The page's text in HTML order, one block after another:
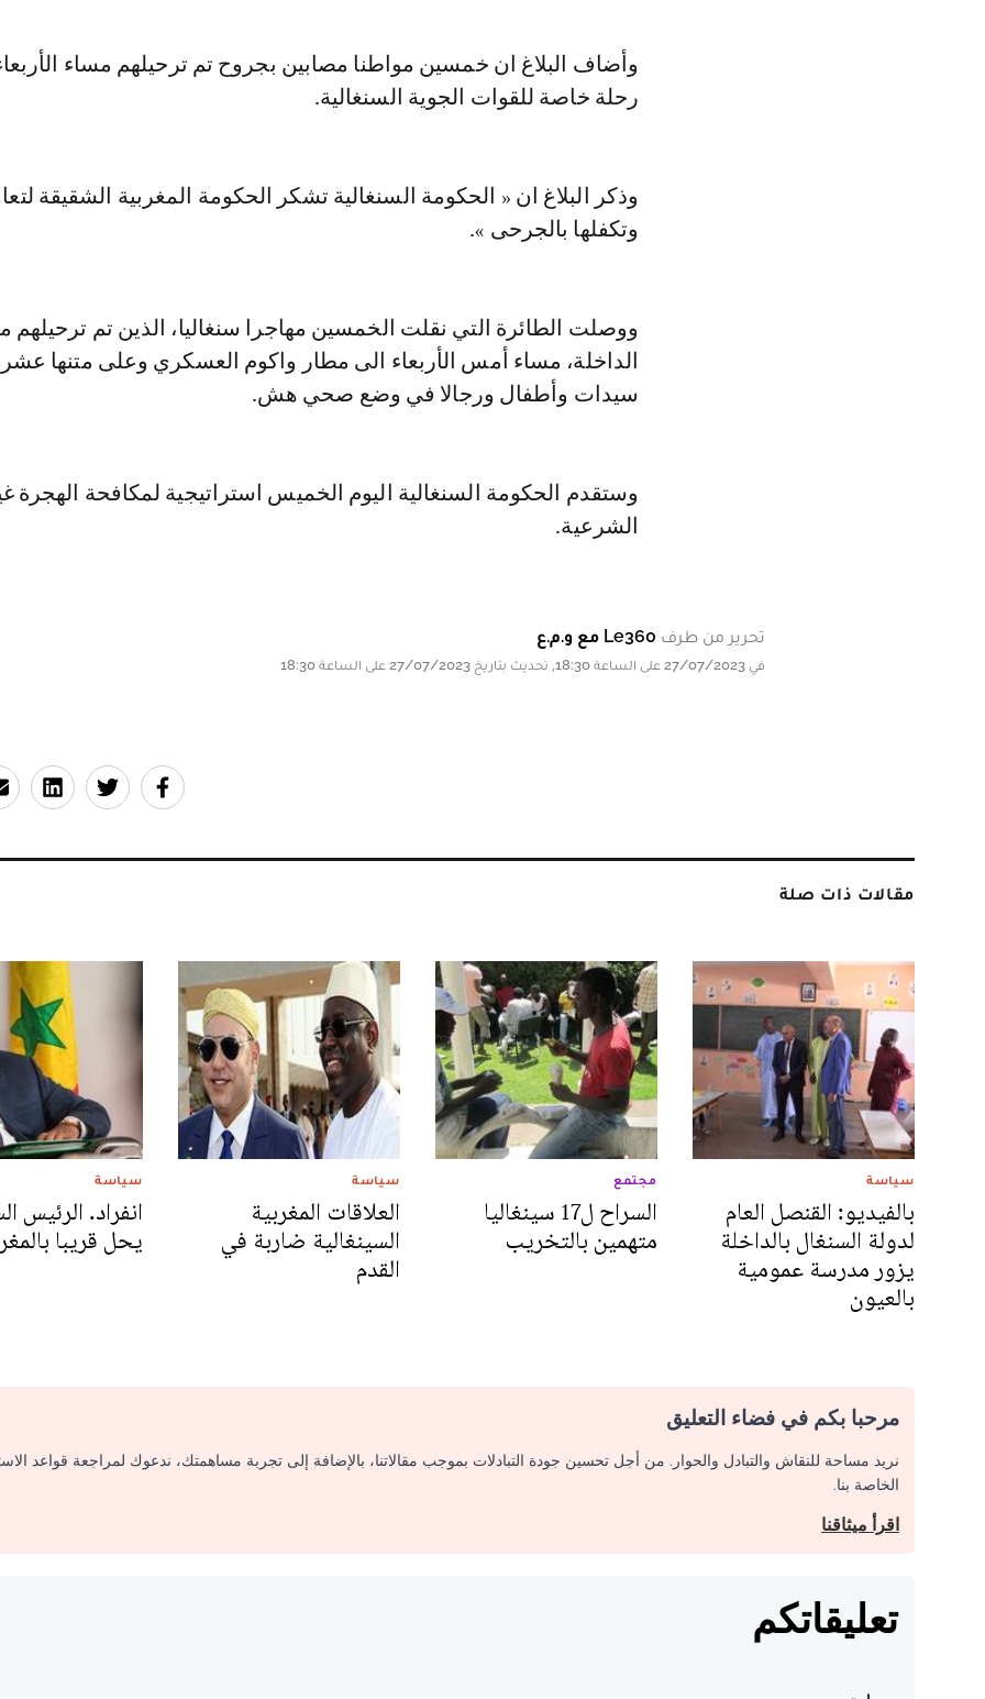
وأضاف البلاغ ان خمسين مواطنا مصابين بجروح تم ترحيلهم مساء
رحلة خاصة للقوات الجوية السنغالية.
وذكر البلاغ ان « الحكومة السنغالية تشكر الحكومة المغربية الشقيقة
وتكفلها بالجرحى ».
ووصلت الطائرة التي نقلت الخمسين مهاجرا سنغاليا، الذين تم ترحيلهم
الداخلة، مساء أمس الأربعاء الى مطار واكوم العسكري وعلى متنها
سيدات وأطفال ورجالا في وضع صحي هش.
وستقدم الحكومة السنغالية اليوم الخميس استراتيجية لمكافحة الهجرة
الشرعية.
تحرير من طرف Le360 مع و.م.ع
في 27/07/2023 على الساعة 18:30, تحديث بتاريخ 27/07/2023 على الساعة 18:30
مقالات ذات صلة
سياسة
بالفيديو: القنصل العام
لدولة السنغال بالداخلة
يزور مدرسة عمومية
بالعيون
مجتمع
السراح ل17 سينغاليا
متهمين بالتخريب
سياسة
العلاقات المغربية
السينغالية ضاربة في
القدم
سياسة
انفراد. الرئيس
يحل قريبا
مرحبا بكم في فضاء التعليق
نريد مساحة للنقاش والتبادل والحوار. من أجل تحسين جودة التبادلات بموجب مقالاتنا، بالإضافة إلى تجربة مساهمتك، ندعوك لمراجعة قواعد
الخاصة بنا.
اقرأ ميثاقنا
تعليقاتكم